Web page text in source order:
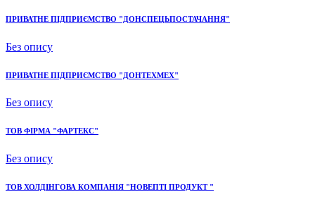
ПРИВАТНЕ ПІДПРИЄМСТВО "ДОНСПЕЦЬПОСТАЧАННЯ"
Без опису
ПРИВАТНЕ ПІДПРИЄМСТВО "ДОНТЕХМЕХ"
Без опису
ТОВ ФІРМА "ФАРТЕКС"
Без опису
ТОВ ХОЛДІНГОВА КОМПАНІЯ "НОВЕПТІ ПРОДУКТ "